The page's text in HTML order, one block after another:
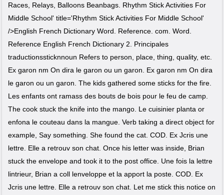
Races, Relays, Balloons Beanbags. Rhythm Stick Activities For
Middle School' title='Rhythm Stick Activities For Middle School'
/>English French Dictionary Word. Reference. com. Word.
Reference English French Dictionary 2. Principales
traductionssticknnoun Refers to person, place, thing, quality, etc.
Ex garon nm On dira le garon ou un garon. Ex garon nm On dira
le garon ou un garon. The kids gathered some sticks for the fire.
Les enfants ont ramass des bouts de bois pour le feu de camp.
The cook stuck the knife into the mango. Le cuisinier planta or
enfona le couteau dans la mangue. Verb taking a direct object for
example, Say something. She found the cat. COD. Ex Jcris une
lettre. Elle a retrouv son chat. Once his letter was inside, Brian
stuck the envelope and took it to the post office. Une fois la lettre
lintrieur, Brian a coll lenveloppe et la apport la poste. COD. Ex
Jcris une lettre. Elle a retrouv son chat. Let me stick this notice on